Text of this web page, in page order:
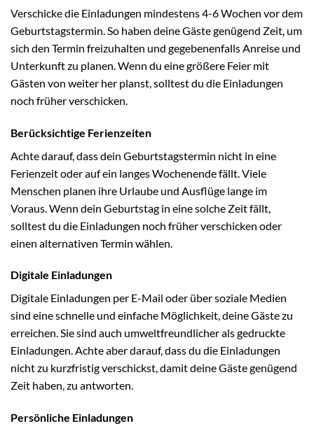
Verschicke die Einladungen mindestens 4-6 Wochen vor dem
Geburtstagstermin. So haben deine Gäste genügend Zeit, um
sich den Termin freizuhalten und gegebenenfalls Anreise und
Unterkunft zu planen. Wenn du eine größere Feier mit
Gästen von weiter her planst, solltest du die Einladungen
noch früher verschicken.
Berücksichtige Ferienzeiten
Achte darauf, dass dein Geburtstagstermin nicht in eine
Ferienzeit oder auf ein langes Wochenende fällt. Viele
Menschen planen ihre Urlaube und Ausflüge lange im
Voraus. Wenn dein Geburtstag in eine solche Zeit fällt,
solltest du die Einladungen noch früher verschicken oder
einen alternativen Termin wählen.
Digitale Einladungen
Digitale Einladungen per E-Mail oder über soziale Medien
sind eine schnelle und einfache Möglichkeit, deine Gäste zu
erreichen. Sie sind auch umweltfreundlicher als gedruckte
Einladungen. Achte aber darauf, dass du die Einladungen
nicht zu kurzfristig verschickst, damit deine Gäste genügend
Zeit haben, zu antworten.
Persönliche Einladungen